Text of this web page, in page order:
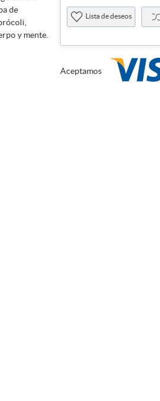
de
y mente.
Lista de deseos
Aceptamos